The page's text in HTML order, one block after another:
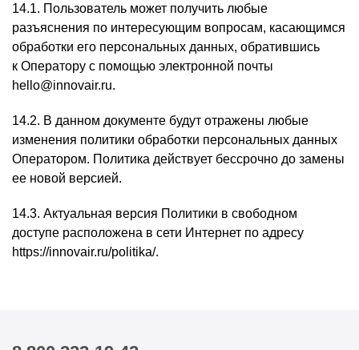
14.1. Пользователь может получить любые
разъяснения по интересующим вопросам, касающимся
обработки его персональных данных, обратившись
к Оператору с помощью электронной почты
hello@innovair.ru.
14.2. В данном документе будут отражены любые
изменения политики обработки персональных данных
Оператором. Политика действует бессрочно до замены
ее новой версией.
14.3. Актуальная версия Политики в свободном
доступе расположена в сети Интернет по адресу
https://innovair.ru/politika/.